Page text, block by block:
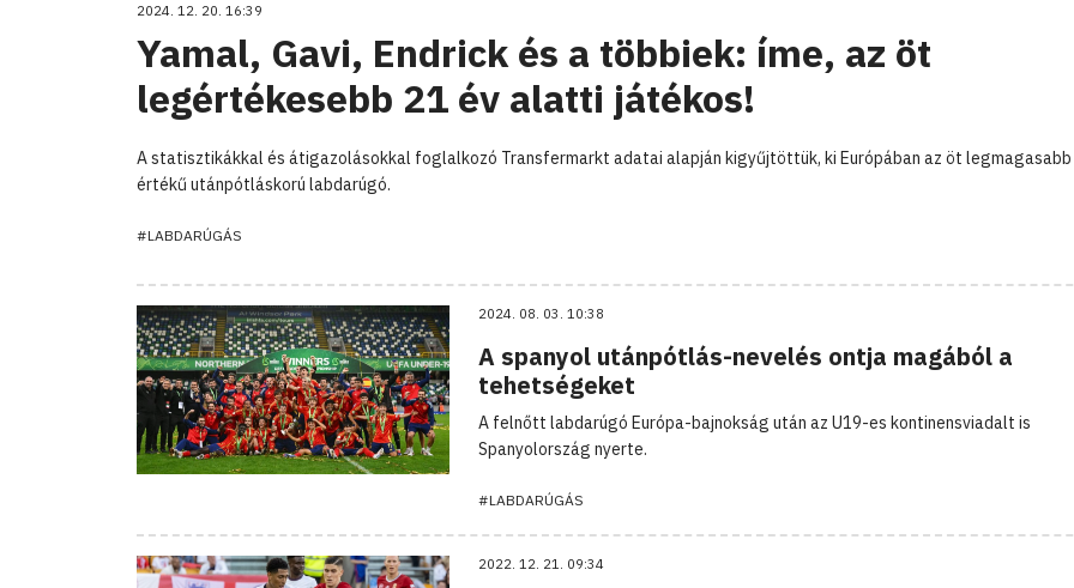
2024. 12. 20. 16:39
Yamal, Gavi, Endrick és a többiek: íme, az öt
legértékesebb 21 év alatti játékos!
A statisztikákkal és átigazolásokkal foglalkozó Transfermarkt adatai alapján kigyűjtöttük, ki Európában az öt legmagasabb
értékű utánpótláskorú labdarúgó.
#LABDARÚGÁS
2024. 08. 03. 10:38
A spanyol utánpótlás-nevelés ontja magából a
tehetségeket
A felnőtt labdarúgó Európa-bajnokság után az U19-es kontinensviadalt is
Spanyolország nyerte.
#LABDARÚGÁS
2022. 12. 21. 09:34